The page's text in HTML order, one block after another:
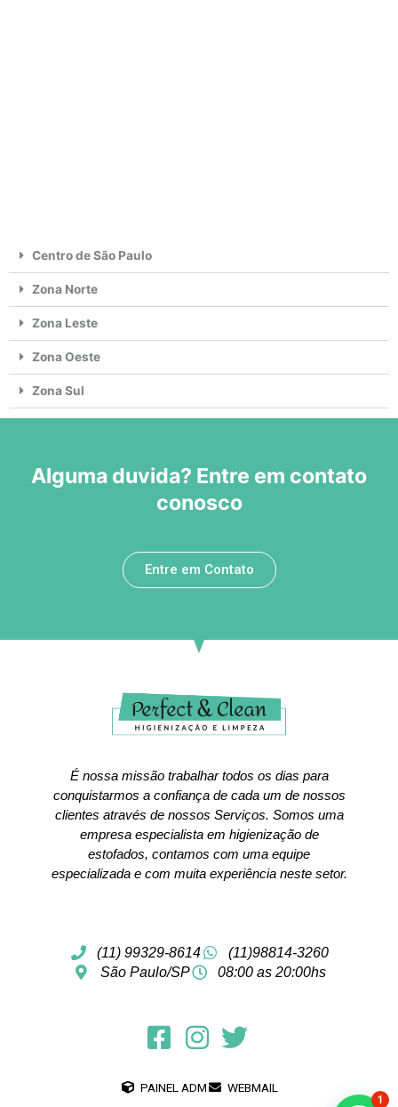
Centro de São Paulo
Zona Norte
Zona Leste
Zona Oeste
Zona Sul
Alguma duvida? Entre em contato
conosco
Entre em Contato
É nossa missão trabalhar todos os dias para
conquistarmos a confiança de cada um de nossos
clientes através de nossos Serviços. Somos uma
empresa especialista em higienização de
estofados, contamos com uma equipe
especializada e com muita experiência neste setor.
(11) 99329-8614
(11)98814-3260
São Paulo/SP
08:00 as 20:00hs
PAINEL ADM WEBMAIL
1